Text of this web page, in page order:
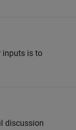
inputs is to
discussion